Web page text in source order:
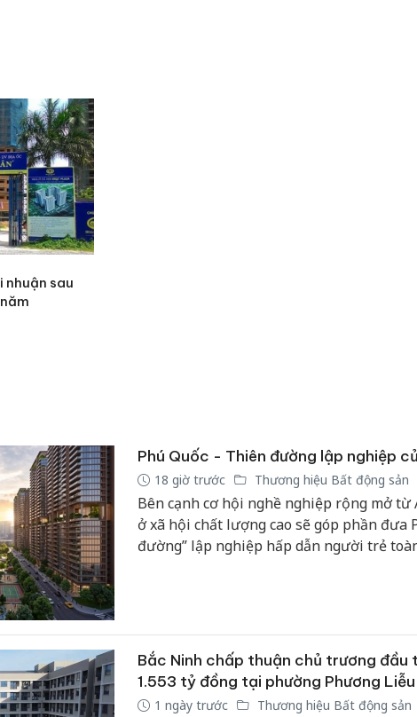
nhuận sau
Phú Quốc - Thiên đường lập nghiệp
18 giờ trước Thương hiệu Bất động sản
Bên cạnh cơ hội nghề nghiệp rộng mở từ
ở xã hội chất lượng cao sẽ góp phần đưa
đường” lập nghiệp hấp dẫn người trẻ
Bắc Ninh chấp thuận chủ trương đầu
1.553 tỷ đồng tại phường Phương Liễu
1 ngày trước Thương hiệu Bất động sản